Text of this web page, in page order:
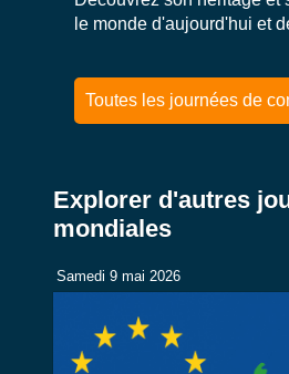
le monde d'aujourd'hui et
Toutes les journées de
Explorer d'autres
mondiales
Samedi 9 mai 2026